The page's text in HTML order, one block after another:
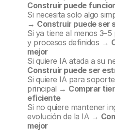
Construir puede
Si necesita solo algo
→ Construir puede ser
Si ya tiene al menos
y procesos definidos →
mejor
Construir puede ser
Si quiere IA para
principal → Comprar
eficiente
Si no quiere mantener
evolución de la IA →
mejor